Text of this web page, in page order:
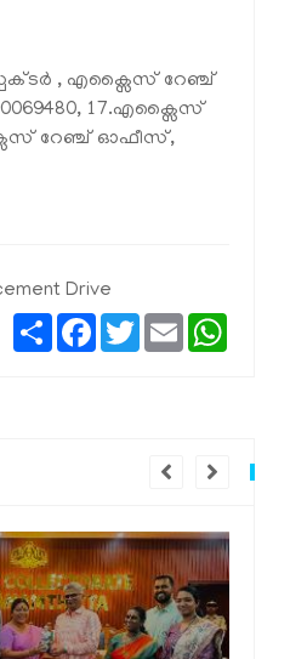
, എക്സൈസ് റേഞ്ച്
17.എക്സൈസ്
റേഞ്ച് ഓഫീസ്,
Drive
ShareFacebook
TwitterEmail